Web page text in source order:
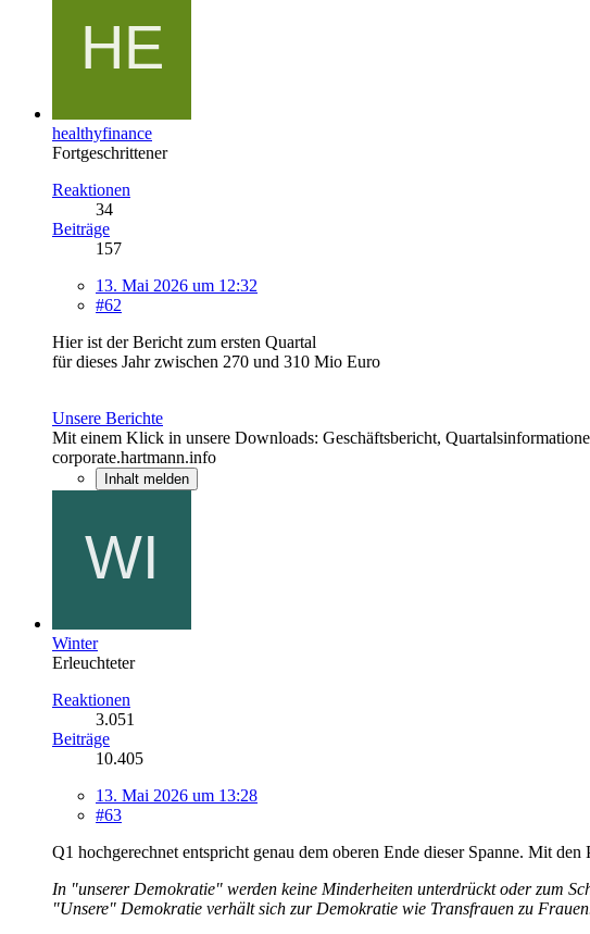
healthyfinance
Fortgeschrittener
Reaktionen
34
Beiträge
157
13. Mai 2026 um 12:32
#62
Hier ist der Bericht zum ersten Quartal
für dieses Jahr zwischen 270 und 310 Mio Euro
Unsere Berichte
Mit einem Klick in unsere Downloads: Geschäftsbericht,
corporate.hartmann.info
Inhalt melden
Winter
Erleuchteter
Reaktionen
3.051
Beiträge
10.405
13. Mai 2026 um 13:28
#63
Q1 hochgerechnet entspricht genau dem oberen Ende dieser Spanne. Mit
In "unserer Demokratie" werden keine Minderheiten unterdrückt oder zum
"Unsere" Demokratie verhält sich zur Demokratie wie Transfrauen zu